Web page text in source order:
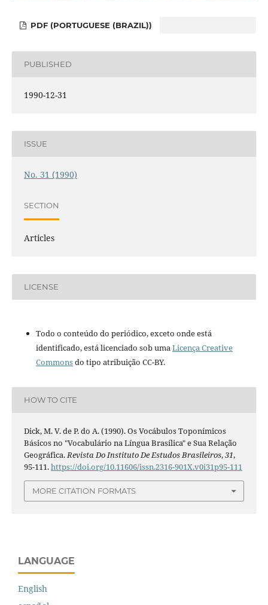
PDF (PORTUGUESE (BRAZIL))
PUBLISHED
1990-12-31
ISSUE
No. 31 (1990)
SECTION
Articles
LICENSE
Todo o conteúdo do periódico, exceto onde está
identificado, está licenciado sob umaLicença Creative
Commonsdo tipo atribuição CC-BY.
HOW TO CITE
Dick, M. V. de P. do A. (1990). Os Vocábulos Toponímicos
Básicos no "Vocabulário na Língua Brasílica" e Sua Relação
Geográfica.Revista Do Instituto De Estudos Brasileiros,31,
95-111.https://doi.org/10.11606/issn.2316-901X.v0i31p95-111
MORE CITATION FORMATS
LANGUAGE
English